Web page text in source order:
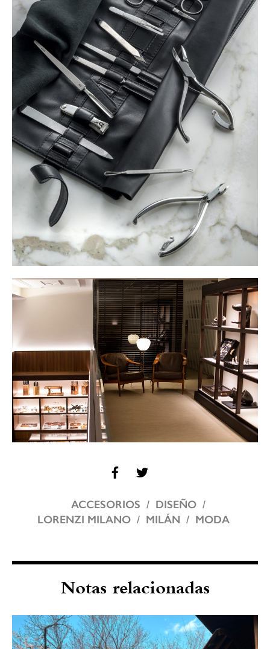
ACCESORIOS
DISEÑO
LORENZI MILANO
MILÁN MODA
Notas relacionadas